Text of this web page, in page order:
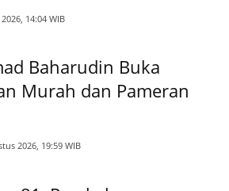
14:04 WIB
Baharudin Buka
Murah dan Pameran
2026, 19:59 WIB